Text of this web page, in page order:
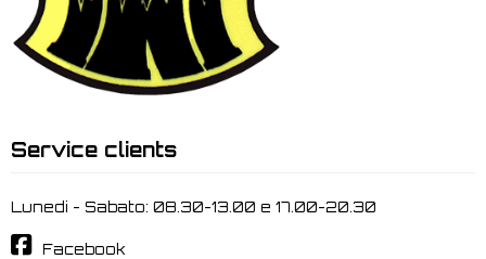
Service clients
Lunedi - Sabato: 08.30-13.00 e 17.00-20.30
Facebook